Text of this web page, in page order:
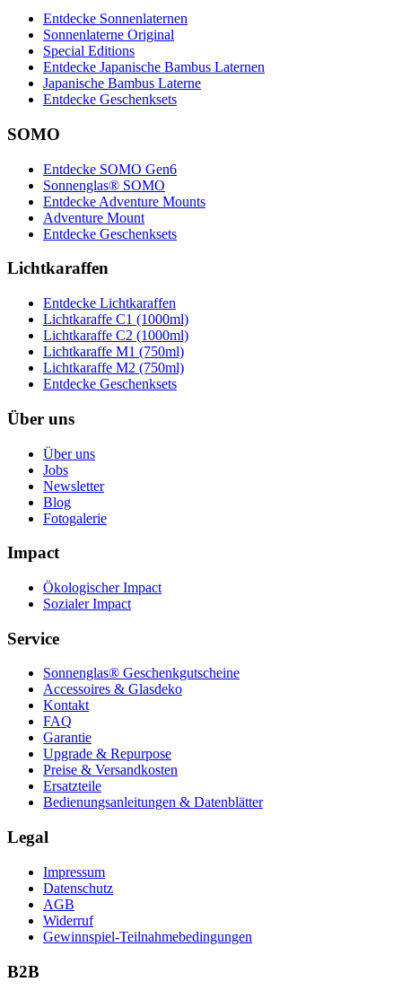
Entdecke Sonnenlaternen
Sonnenlaterne Original
Special Editions
Entdecke Japanische Bambus Laternen
Japanische Bambus Laterne
Entdecke Geschenksets
SOMO
Entdecke SOMO Gen6
Sonnenglas® SOMO
Entdecke Adventure Mounts
Adventure Mount
Entdecke Geschenksets
Lichtkaraffen
Entdecke Lichtkaraffen
Lichtkaraffe C1 (1000ml)
Lichtkaraffe C2 (1000ml)
Lichtkaraffe M1 (750ml)
Lichtkaraffe M2 (750ml)
Entdecke Geschenksets
Über uns
Über uns
Jobs
Newsletter
Blog
Fotogalerie
Impact
Ökologischer Impact
Sozialer Impact
Service
Sonnenglas® Geschenkgutscheine
Accessoires & Glasdeko
Kontakt
FAQ
Garantie
Upgrade & Repurpose
Preise & Versandkosten
Ersatzteile
Bedienungsanleitungen & Datenblätter
Legal
Impressum
Datenschutz
AGB
Widerruf
Gewinnspiel-Teilnahmebedingungen
B2B